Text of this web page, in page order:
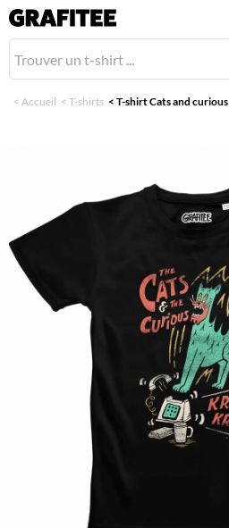
< Accueil < T-shirts < T-shirt Cats and curious